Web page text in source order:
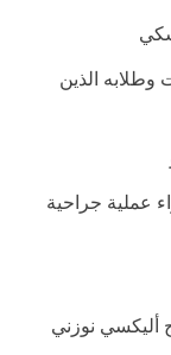
الذين
عملية جراحية